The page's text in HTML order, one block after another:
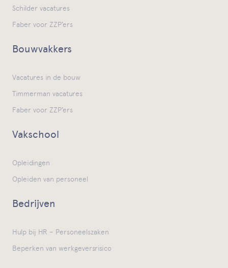
Schilder vacatures
Faber voor ZZP’ers
Bouwvakkers
Vacatures in de bouw
Timmerman vacatures
Faber voor ZZP’ers
Vakschool
Opleidingen
Opleiden van personeel
Bedrijven
Hulp bij HR – Personeelszaken
Beperken van werkgeversrisico